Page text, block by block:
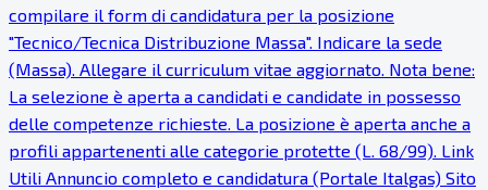
compilare il form di candidatura per la posizione
"Tecnico/Tecnica Distribuzione Massa". Indicare la sede
(Massa). Allegare il curriculum vitae aggiornato. Nota bene:
La selezione è aperta a candidati e candidate in possesso
delle competenze richieste. La posizione è aperta anche a
profili appartenenti alle categorie protette (L. 68/99). Link
Utili Annuncio completo e candidatura (Portale Italgas) Sito